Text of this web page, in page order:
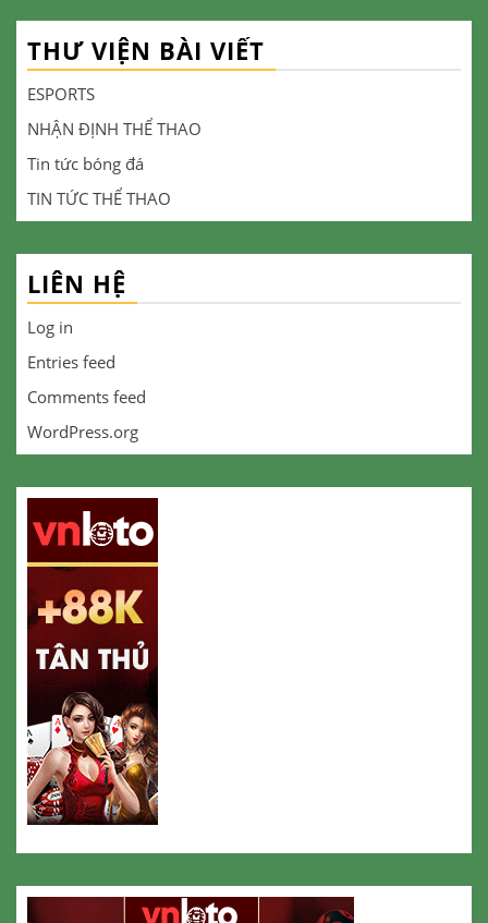
THƯ VIỆN BÀI VIẾT
ESPORTS
NHẬN ĐỊNH THỂ THAO
Tin tức bóng đá
TIN TỨC THỂ THAO
LIÊN HỆ
Log in
Entries feed
Comments feed
WordPress.org